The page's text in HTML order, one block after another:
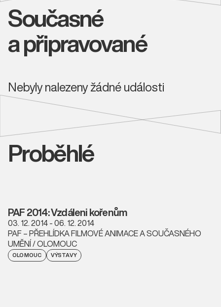
Současné
a připravované
Nebyly nalezeny žádné události
Proběhlé
PAF 2014: Vzdáleni kořenům
03. 12. 2014 - 06. 12. 2014
PAF – PŘEHLÍDKA FILMOVÉ ANIMACE A SOUČASNÉHO
UMĚNÍ / OLOMOUC
OLOMOUC VÝSTAVY